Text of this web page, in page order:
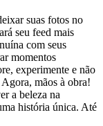
suas fotos no
seu feed ‌mais
com seus⁤
momentos
experimente‍ e não
mãos à​ obra!⁣
a beleza na
história única. Até